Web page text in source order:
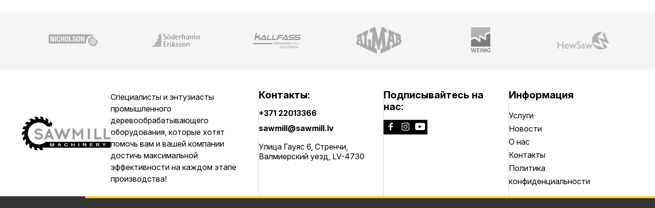
Специалисты и энтузиасты
промышленного
деревообрабатывающего
оборудования, которые хотят
помочь вам и вашей компании
достичь максимальной
эффективности на каждом этапе
производства!
Контакты:
+371 22013366
sawmill@sawmill.lv
Улица Гауяс 6, Стренчи,
Валмиерский уезд, LV-4730
Подписывайтесь на
нас:
Информация
Услуги
Новости
О нас
Контакты
Политика
конфиденциальности